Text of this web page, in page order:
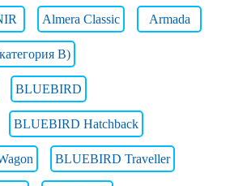
Almera Classic Armada
B)
BLUEBIRD
BLUEBIRD Hatchback
BLUEBIRD Traveller